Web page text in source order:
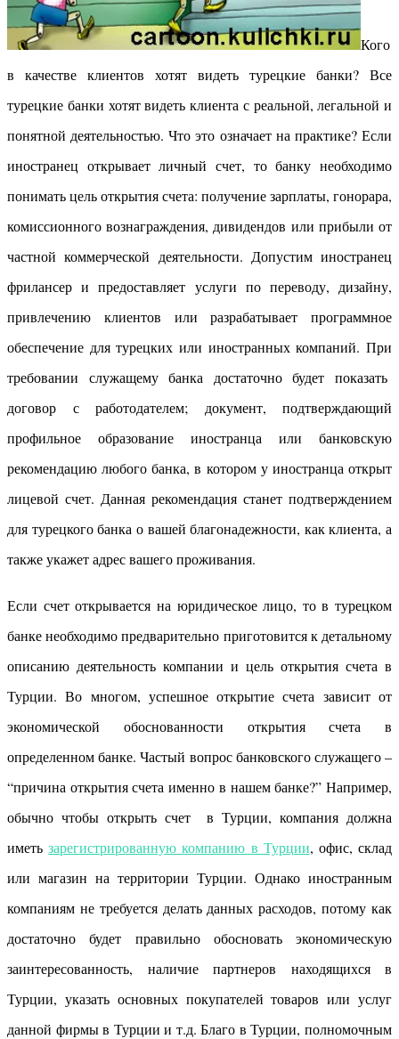
Кого
в качестве клиентов хотят видеть турецкие банки? Все
турецкие банки хотят видеть клиента с реальной, легальной и
понятной деятельностью. Что это означает на практике? Если
иностранец открывает личный счет, то банку необходимо
понимать цель открытия счета: получение зарплаты, гонорара,
комиссионного вознаграждения, дивидендов или прибыли от
частной коммерческой деятельности. Допустим иностранец
фрилансер и предоставляет услуги по переводу, дизайну,
привлечению клиентов или разрабатывает программное
обеспечение для турецких или иностранных компаний. При
требовании служащему банка достаточно будет показать
договор с работодателем; документ, подтверждающий
профильное образование иностранца или банковскую
рекомендацию любого банка, в котором у иностранца открыт
лицевой счет. Данная рекомендация станет подтверждением
для турецкого банка о вашей благонадежности, как клиента, а
также укажет адрес вашего проживания.
Если счет открывается на юридическое лицо, то в турецком
банке необходимо предварительно приготовится к детальному
описанию деятельность компании и цель открытия счета в
Турции. Во многом, успешное открытие счета зависит от
экономической обоснованности открытия счета в
определенном банке. Частый вопрос банковского служащего –
“причина открытия счета именно в нашем банке?” Например,
обычно чтобы открыть счет в Турции, компания должна
иметьзарегистрированную компанию в Турции, офис, склад
или магазин на территории Турции. Однако иностранным
компаниям не требуется делать данных расходов, потому как
достаточно будет правильно обосновать экономическую
заинтересованность, наличие партнеров находящихся в
Турции, указать основных покупателей товаров или услуг
данной фирмы в Турции и т.д. Благо в Турции, полномочным